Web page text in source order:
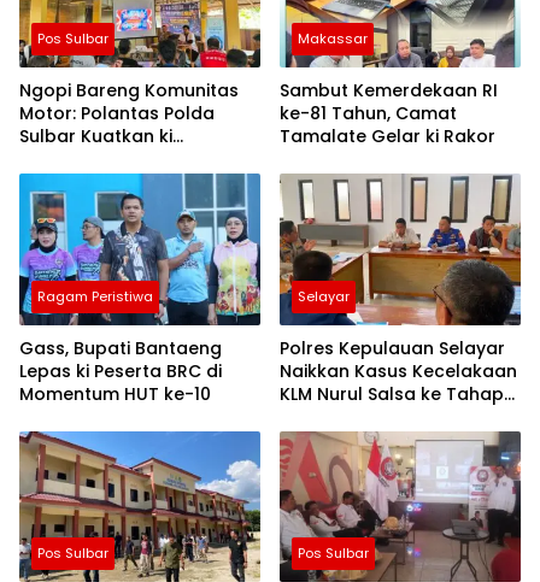
Pos Sulbar
Ngopi Bareng Komunitas
Motor: Polantas Polda
Sulbar Kuatkan ki
Keselamatan
Makassar
Sambut Kemerdekaan RI
ke-81 Tahun, Camat
Tamalate Gelar ki Rakor
Ragam Peristiwa
Gass, Bupati Bantaeng
Lepas ki Peserta BRC di
Momentum HUT ke-10
Selayar
Polres Kepulauan Selayar
Naikkan Kasus Kecelakaan
KLM Nurul Salsa ke Tahap
Pos Sulbar Pos Sulbar